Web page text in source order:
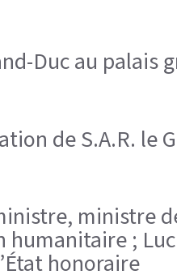
Duc au palais
de S.A.R. le
ministre
;
honoraire